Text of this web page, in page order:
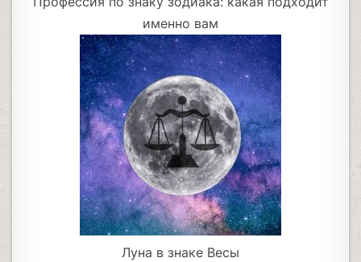
именно вам
Луна в знаке Весы